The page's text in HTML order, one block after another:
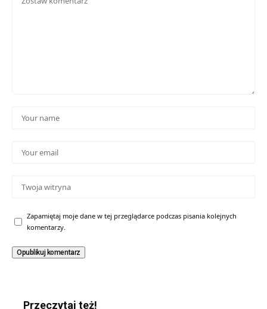
Zapamiętaj moje dane w tej przeglądarce podczas pisania kolejnych
komentarzy.
Przeczytaj też!